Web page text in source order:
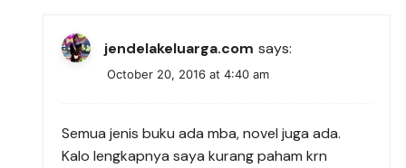
jendelakeluarga.com says:
October 20, 2016 at 4:40 am
Semua jenis buku ada mba, novel juga ada.
Kalo lengkapnya saya kurang paham krn